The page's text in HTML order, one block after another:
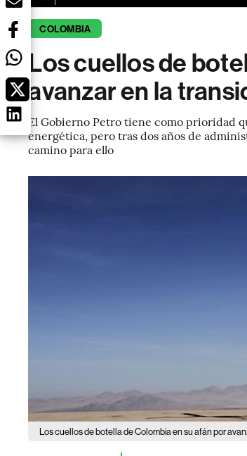
COLOMBIA
Los cuellos de
avanzar en la
El Gobierno Petro tiene como prioridad
energética, pero tras dos años de
camino para ello
Los cuellos de botella de Colombia en su afán por